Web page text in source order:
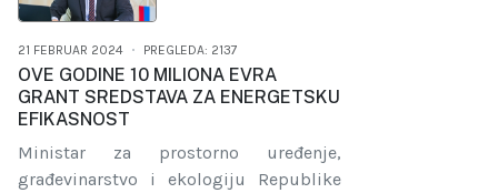
21 FEBRUAR 2024 PREGLEDA: 2137
OVE GODINE 10 MILIONA EVRA
GRANT SREDSTAVA ZA ENERGETSKU
EFIKASNOST
Ministar za prostorno uređenje,
građevinarstvo i ekologiju Republike